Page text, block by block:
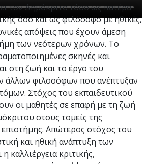
τον Δημόκριτο τόσο ως πατέρα
όσο και ως φιλόσοφο με ηθικές,
απόψεις που έχουν άμεση
των νεότερων χρόνων. Το
σκηνές και
στη ζωή και το έργο του
άλλων φιλοσόφων που ανέπτυξαν
Στόχος του εκπαιδευτικού
οι μαθητές σε επαφή με τη ζωή
στους τομείς της
επιστήμης. Απώτερος στόχος του
και ηθική ανάπτυξη των
καλλιέργεια κριτικής,